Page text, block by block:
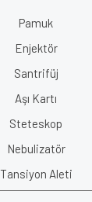
Pamuk
Enjektör
Santrifüj
Aşı Kartı
Steteskop
Nebulizatör
Tansiyon Aleti